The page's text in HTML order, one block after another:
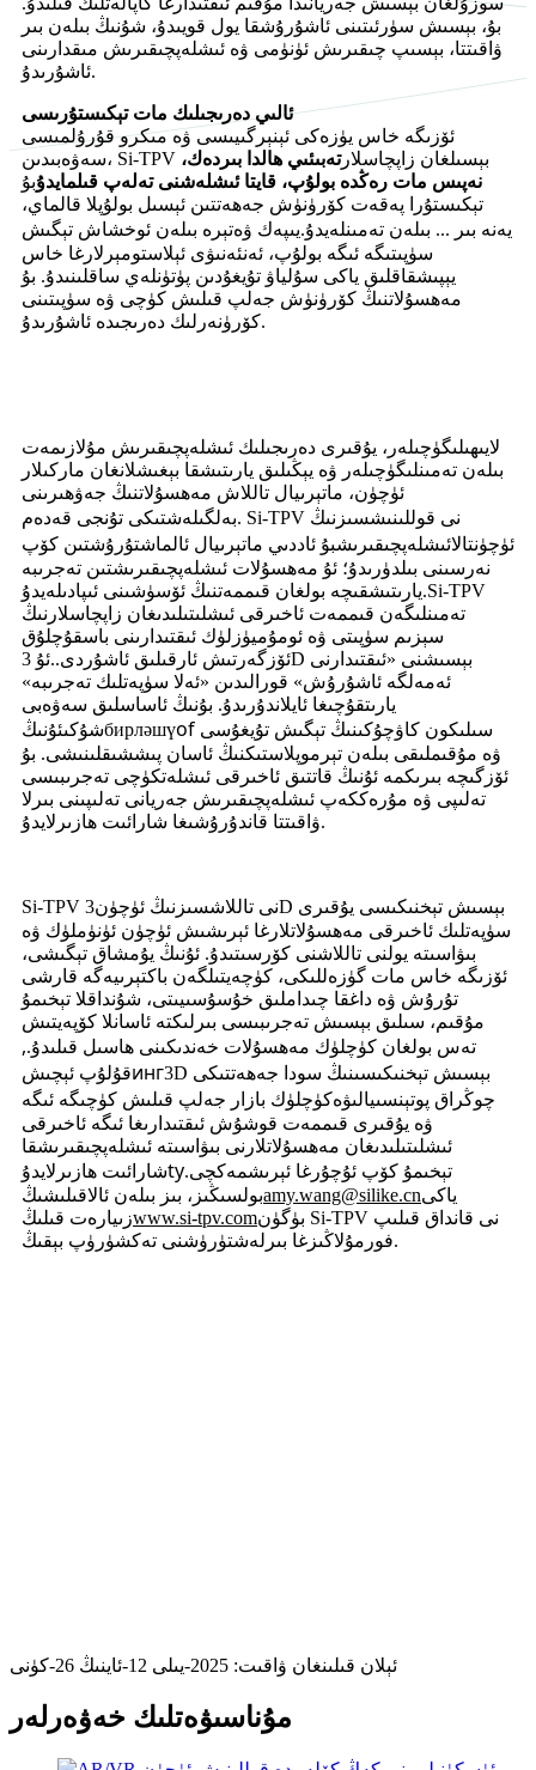
بۇ، بېسىش سۈرئىتىنى ئاشۇرۇشقا يول قويىدۇ، شۇنىڭ بىلەن بىر
ۋاقىتتا، بېسىپ چىقىرىش ئۈنۈمى ۋە ئىشلەپچىقىرىش مىقدارىنى
ئاشۇرىدۇ.
ئالىي دەرىجىلىك مات تېكىستۇرىسى
ئۆزىگە خاس يۈزەكى ئېنېرگىيىسى ۋە مىكرو قۇرۇلمىسى
سەۋەبىدىن، Si-TPV بېسىلغان زاپچاسلارتەبىئىي ھالدا بىردەك،
نەپىس مات رەڭدە بولۇپ، قايتا ئىشلەشنى تەلەپ قىلمايدۇبۇ
تېكىستۇرا پەقەت كۆرۈنۈش جەھەتتىن ئېسىل بولۇپلا قالماي،
يەنە بىر ... بىلەن تەمىنلەيدۇ.يىپەك ۋەتېرە بىلەن ئوخشاش تېگىش
سۈپىتىگە ئىگە بولۇپ، ئەنئەنىۋى ئېلاستومېرلارغا خاس
يېپىشقاقلىق ياكى سۇلياۋ تۇيغۇدىن پۈتۈنلەي ساقلىنىدۇ. بۇ
مەھسۇلاتنىڭ كۆرۈنۈش جەلپ قىلىش كۈچى ۋە سۈپىتىنى
كۆرۈنەرلىك دەرىجىدە ئاشۇرىدۇ.
لايىھىلىگۈچىلەر، يۇقىرى دەرىجىلىك ئىشلەپچىقىرىش مۇلازىمەت
بىلەن تەمىنلىگۈچىلەر ۋە يېڭىلىق يارىتىشقا بېغىشلانغان ماركىلار
ئۈچۈن، ماتېرىيال تاللاش مەھسۇلاتنىڭ جەۋھىرىنى
بەلگىلەشتىكى تۇنجى قەدەم. Si-TPV نى قوللىنىشسىزنىڭ
ئۈچۈنتالائىشلەپچىقىرىشبۇ ئاددىي ماتېرىيال ئالماشتۇرۇشتىن كۆپ
نەرسىنى بىلدۈرىدۇ؛ ئۇ مەھسۇلات ئىشلەپچىقىرىشتىن تەجرىبە
يارىتىشقىچە بولغان قىممەتنىڭ ئۆسۈشىنى ئىپادىلەيدۇ.Si-TPV
تەمىنلىگەن قىممەت ئاخىرقى ئىشلىتىلىدىغان زاپچاسلارنىڭ
سېزىم سۈپىتى ۋە ئومۇميۈزلۈك ئىقتىدارىنى باسقۇچلۇق
ئۆزگەرتىش ئارقىلىق ئاشۇردى..
ئۇ 3D بېسىشنى «ئىقتىدارنى
ئەمەلگە ئاشۇرۇش» قورالىدىن «ئەلا سۈپەتلىك تەجرىبە»
يارىتقۇچىغا ئايلاندۇرىدۇ. بۇنىڭ ئاساسلىق سەۋەبى
شۇكىئۇنىڭ бирләшүof سىلىكون كاۋچۇكىنىڭ تېگىش تۇيغۇسى
ۋە مۇقىملىقى بىلەن تېرموپلاستىكنىڭ ئاسان پىششىقلىنىشى. بۇ
ئۆزگىچە بىرىكمە ئۇنىڭ قاتتىق ئاخىرقى ئىشلەتكۈچى تەجرىبىسى
تەلىپى ۋە مۇرەككەپ ئىشلەپچىقىرىش جەريانى تەلىپىنى بىرلا
ۋاقىتتا قاندۇرۇشىغا شارائىت ھازىرلايدۇ.
Si-TPV نى تاللاشسىزنىڭ ئۈچۈن3D بېسىش تېخنىكىسى يۇقىرى
سۈپەتلىك ئاخىرقى مەھسۇلاتلارغا ئېرىشىش ئۈچۈن ئۈنۈملۈك ۋە
بىۋاسىتە يولنى تاللاشنى كۆرسىتىدۇ. ئۇنىڭ يۇمشاق تېگىشى،
ئۆزىگە خاس مات گۈزەللىكى، كۈچەيتىلگەن باكتېرىيەگە قارشى
تۇرۇش ۋە داغقا چىداملىق خۇسۇسىيىتى، شۇنداقلا تېخىمۇ
مۇقىم، سىلىق بېسىش تەجرىبىسى بىرلىكتە ئاسانلا كۆپەيتىش
تەس بولغان كۈچلۈك مەھسۇلات خەندىكىنى ھاسىل قىلىدۇ.,
قۇلۇپ ئېچىشинг3D بېسىش تېخنىكىسىنىڭ سودا جەھەتتىكى
چوڭراق پوتېنسىيالىۋەكۈچلۈك بازار جەلپ قىلىش كۈچىگە ئىگە
ۋە يۇقىرى قىممەت قوشۇش ئىقتىدارىغا ئىگە ئاخىرقى
ئىشلىتىلىدىغان مەھسۇلاتلارنى بىۋاسىتە ئىشلەپچىقىرىشقا
شارائىت ھازىرلايدۇty.تېخىمۇ كۆپ ئۇچۇرغا ئېرىشمەكچى
بولسىڭىز، بىز بىلەن ئالاقىلىشىڭamy.wang@silike.cnياكى
زىيارەت قىلىڭwww.si-tpv.comبۈگۈن Si‑TPV نى قانداق قىلىپ
فورمۇلاڭىزغا بىرلەشتۈرۈشنى تەكشۈرۈپ بېقىڭ.
ئېلان قىلىنغان ۋاقىت: 2025-يىلى 12-ئاينىڭ 26-كۈنى
مۇناسىۋەتلىك خەۋەرلەر